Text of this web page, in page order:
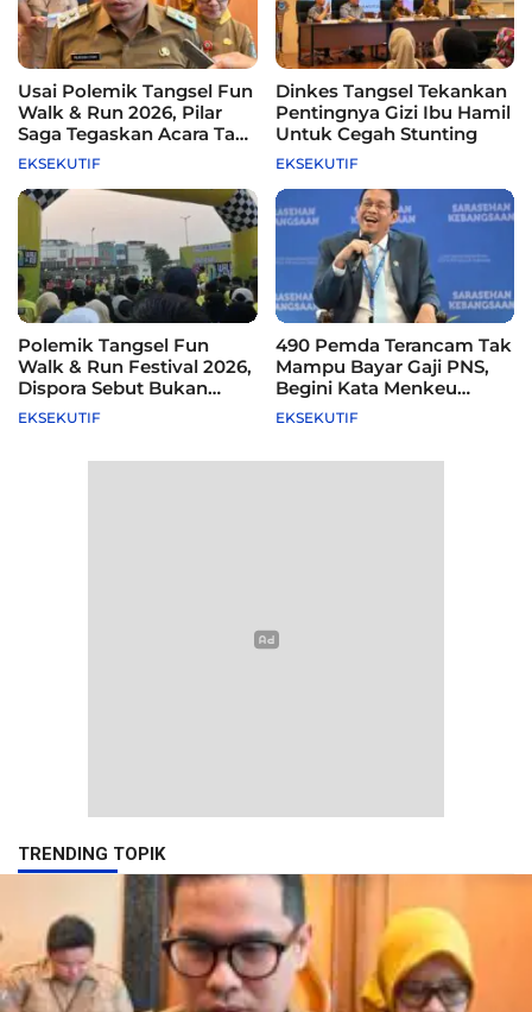
Usai Polemik Tangsel Fun
Walk & Run 2026, Pilar
Saga Tegaskan Acara Tak
Difasilitasi Pemkot
EKSEKUTIF
Dinkes Tangsel Tekankan
Pentingnya Gizi Ibu Hamil
Untuk Cegah Stunting
EKSEKUTIF
Polemik Tangsel Fun
Walk & Run Festival 2026,
Dispora Sebut Bukan
Agenda Pemkot
EKSEKUTIF
490 Pemda Terancam Tak
Mampu Bayar Gaji PNS,
Begini Kata Menkeu
Purbaya
EKSEKUTIF
TRENDING TOPIK